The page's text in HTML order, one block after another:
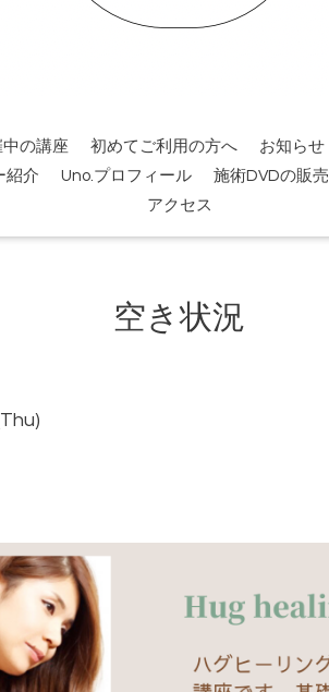
中の講座 初めてご利用の方へ お知らせ
紹介 Uno.プロフィール 施術DVDの販売
アクセス
空き状況